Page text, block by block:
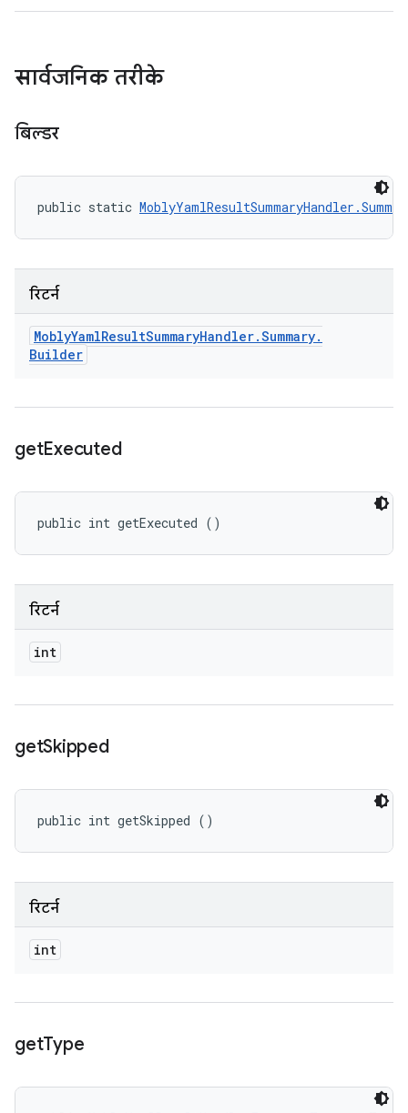
सार्वजनिक तरीके
बिल्डर
public static
रिटर्न
MoblyYamlResultSummaryHandler.Summary.
Builder
getExecuted
public int getExecuted ()
रिटर्न
int
getSkipped
public int getSkipped ()
रिटर्न
int
getType